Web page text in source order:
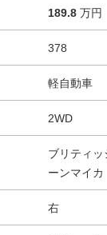
189.8万円
378
軽自動車
2WD
ブリティッ
ーンマイカ
右